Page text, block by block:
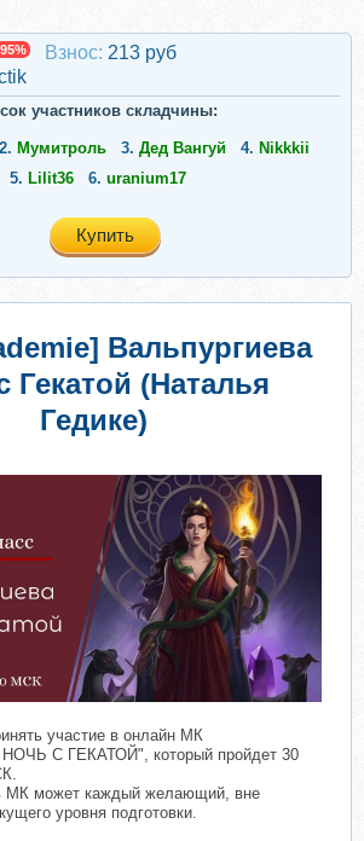
Взнос: 213 руб
участников складчины:
2. Мумитроль 3. Дед Вангуй 4. Nikkkii
5. Lilit36 6. uranium17
Купить
Вальпургиева
Гекатой (Наталья
Гедике)
участие в онлайн МК
С ГЕКАТОЙ", который пройдет 30
МК может каждый желающий, вне
уровня подготовки.